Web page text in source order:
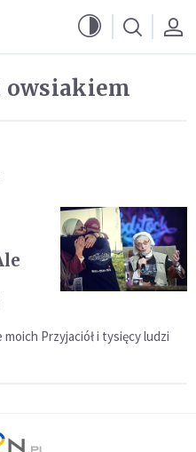
owsiakiem
Przyjaciół i tysięcy ludzi